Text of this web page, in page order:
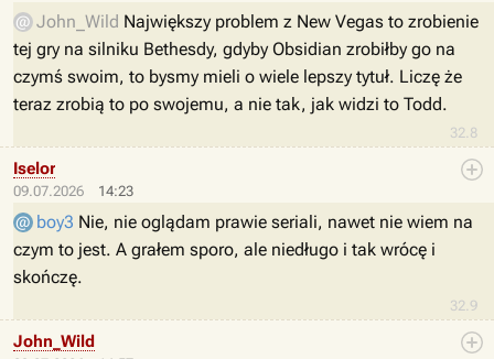
32.8
John_Wild Największy problem z New Vegas to zrobienie
tej gry na silniku Bethesdy, gdyby Obsidian zrobiłby go na
czymś swoim, to bysmy mieli o wiele lepszy tytuł. Liczę że
teraz zrobią to po swojemu, a nie tak, jak widzi to Todd.
09.07.2026 14:23
32.9
Iselor
boy3 Nie, nie oglądam prawie seriali, nawet nie wiem na
czym to jest. A grałem sporo, ale niedługo i tak wrócę i
skończę.
John_Wild